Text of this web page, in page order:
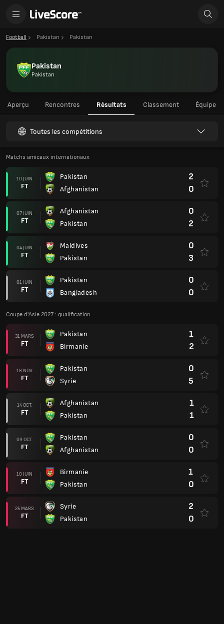
Football Pakistan Pakistan
Pakistan
Pakistan
Aperçu Rencontres Résultats Classement Équipe
Toutes les compétitions
Matchs amicaux internationaux
10 JUIN
FT
Pakistan
Afghanistan
2
0
07 JUIN
FT
Afghanistan
Pakistan
0
2
04 JUIN
FT
Maldives
Pakistan
0
3
01 JUIN
FT
Pakistan
Bangladesh
0
0
Coupe d'Asie 2027 : qualification
31 MARS
FT
Pakistan
Birmanie
1
2
18 NOV.
FT
Pakistan
Syrie
0
5
14 OCT.
FT
Afghanistan
Pakistan
1
1
09 OCT.
FT
Pakistan
Afghanistan
0
0
10 JUIN
FT
Birmanie
Pakistan
1
0
25 MARS
FT
Syrie
Pakistan
2
0